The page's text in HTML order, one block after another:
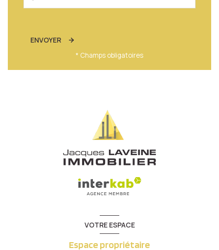
ENVOYER
* Champs obligatoires
VOTRE ESPACE
Espace propriétaire